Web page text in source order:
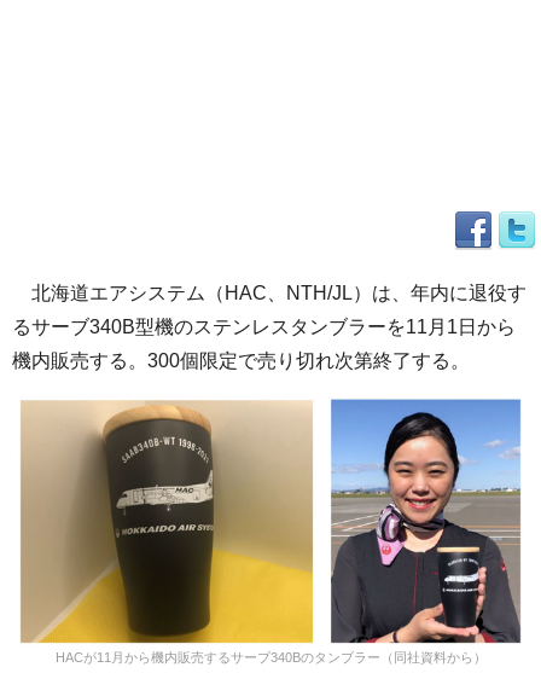
北海道エアシステム（HAC、NTH/JL）は、年内に退役す
るサーブ340B型機のステンレスタンブラーを11月1日から
機内販売する。300個限定で売り切れ次第終了する。
HACが11月から機内販売するサーブ340Bのタンブラー（同社資料から）